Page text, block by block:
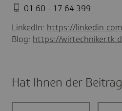
01 60 - 17 64 399
LinkedIn: https://
Blog: https://
Hat Ihnen der